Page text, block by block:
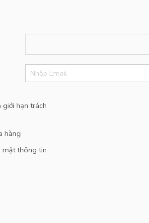
giới hạn trách
hàng
mật thông tin